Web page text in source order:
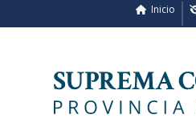
Inicio